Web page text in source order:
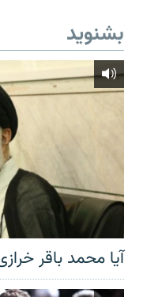
بشنوید
آیا محمد باقر